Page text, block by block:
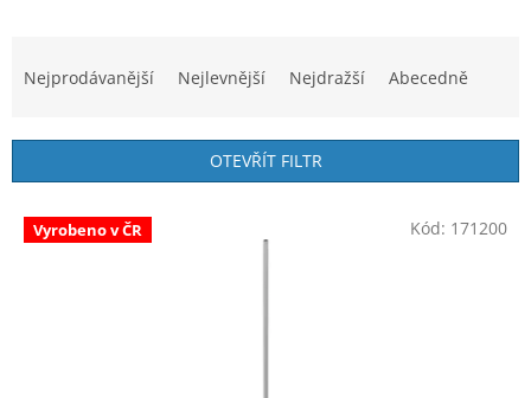
í
Nejprodávanější Nejlevnější Nejdražší Abecedně
OTEVŘÍT FILTR
V Vyrobeno v ČR Kód: 171200